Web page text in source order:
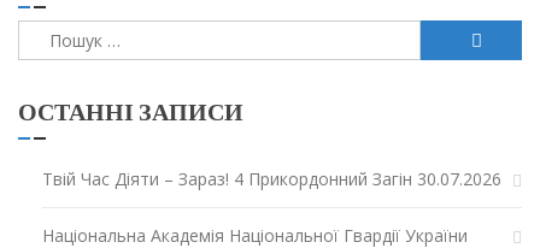
Пошук:
ОСТАННІ ЗАПИСИ
Твій Час Діяти – Зараз! 4 Прикордонний Загін 30.07.2026
Національна Академія Національної Гвардії України